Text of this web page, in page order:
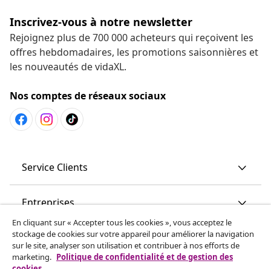
Inscrivez-vous à notre newsletter
Rejoignez plus de 700 000 acheteurs qui reçoivent les
offres hebdomadaires, les promotions saisonnières et
les nouveautés de vidaXL.
Nos comptes de réseaux sociaux
Service Clients
Entreprises
vidaXL
En cliquant sur « Accepter tous les cookies », vous acceptez le
stockage de cookies sur votre appareil pour améliorer la navigation
sur le site, analyser son utilisation et contribuer à nos efforts de
marketing. Politique de confidentialité et de gestion des